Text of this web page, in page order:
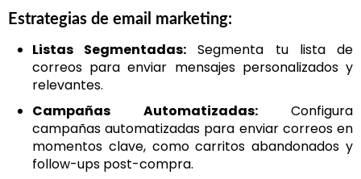
Estrategias de email marketing:
Listas Segmentadas: Segmenta tu lista de
correos para enviar mensajes personalizados y
relevantes.
Campañas Automatizadas:Configura
campañas automatizadas para enviar correos en
momentos clave, como carritos abandonados y
follow-ups post-compra.